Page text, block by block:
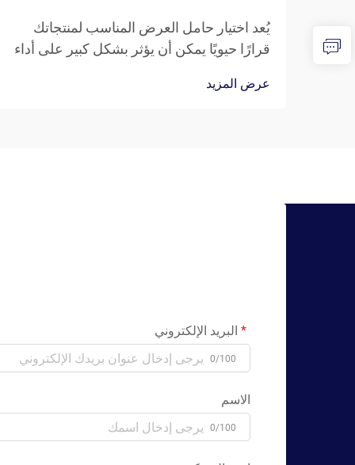
يُعد اختيار حامل العرض المناسب لمنتجاتك
قرارًا حيويًا يمكن أن يؤثر بشكل كبير على أداء
تدير متجر بيع بالتجزئة، أو تشارك في المعارض
عرض المزيد
البريد الإلكتروني
0/100
الاسم
0/100